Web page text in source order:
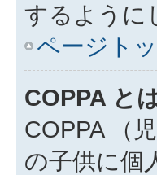
するように
ページト
COPPA と
COPPA （
の子供に個